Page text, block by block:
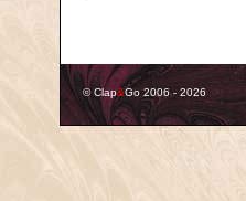
© Clap&Go 2006 - 2026